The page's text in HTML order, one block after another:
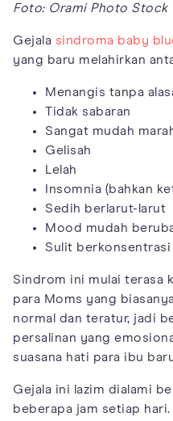
Foto: Orami Photo Stock
Gejala sindroma baby
yang baru melahirkan
Menangis tanpa
Tidak sabaran
Sangat mudah
Gelisah
Lelah
Insomnia (bahkan
Sedih berlarut-larut
Mood mudah
Sulit berkonsentrasi
Sindrom ini mulai terasa
para Moms yang
normal dan teratur, jadi
persalinan yang
suasana hati para ibu
Gejala ini lazim dialami
beberapa jam setiap